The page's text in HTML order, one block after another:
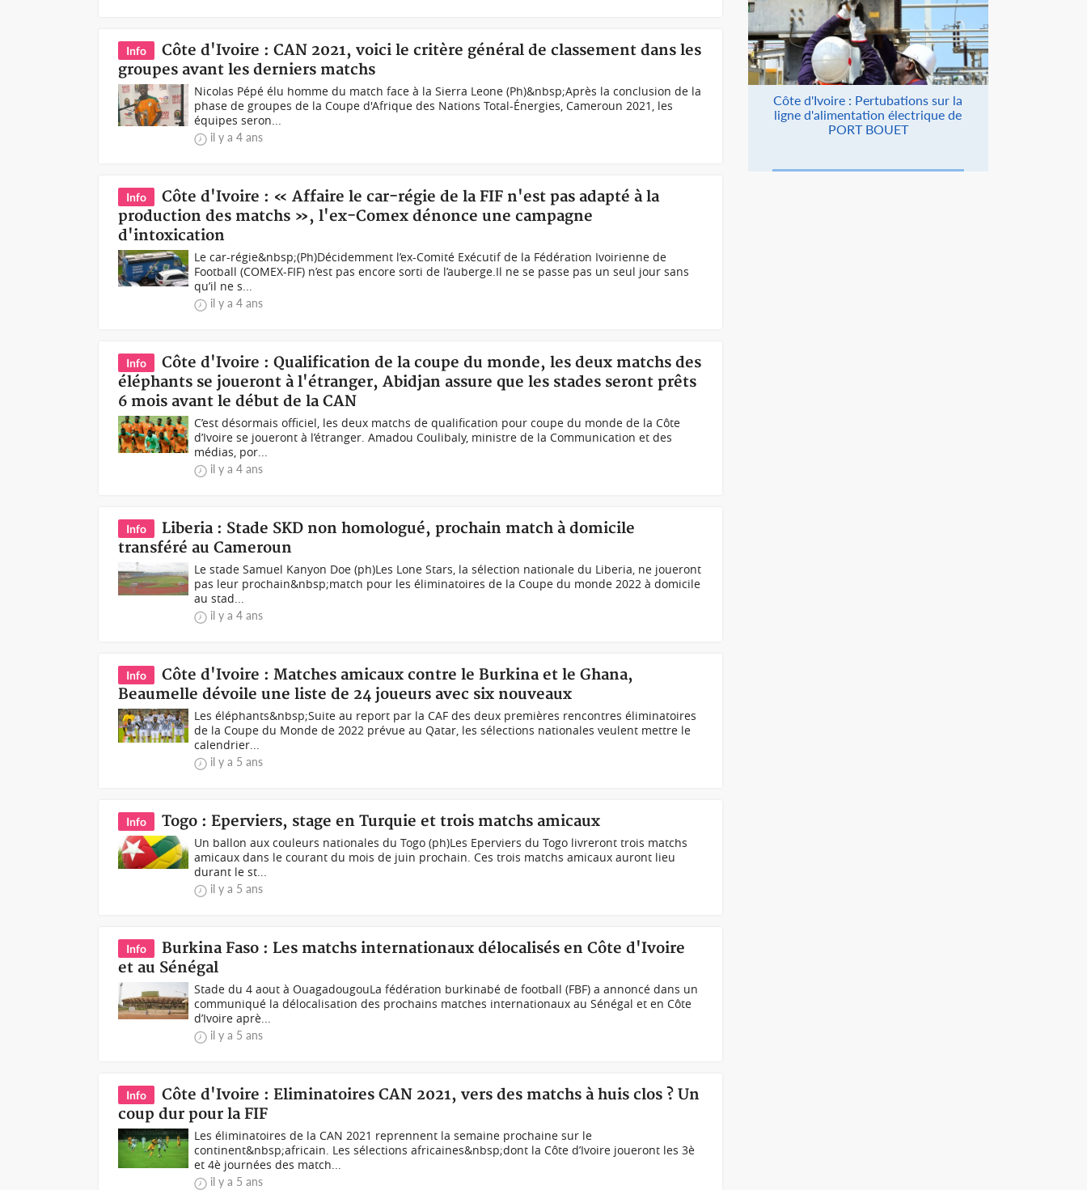
Info
Côte d'Ivoire : CAN 2021, voici le critère général de classement dans les
groupes avant les derniers matchs
Nicolas Pépé élu homme du match face à la Sierra Leone (Ph)&nbsp;Après la conclusion de la
phase de groupes de la Coupe d'Afrique des Nations Total-Énergies, Cameroun 2021, les
équipes seron...
il y a 4 ans
Info
Côte d'Ivoire : « Affaire le car-régie de la FIF n'est pas adapté à la
production des matchs », l'ex-Comex dénonce une campagne
d'intoxication
Le car-régie&nbsp;(Ph)Décidemment l’ex-Comité Exécutif de la Fédération Ivoirienne de
Football (COMEX-FIF) n’est pas encore sorti de l’auberge.Il ne se passe pas un seul jour sans
qu’il ne s...
il y a 4 ans
Info
Côte d'Ivoire : Qualification de la coupe du monde, les deux matchs des
éléphants se joueront à l'étranger, Abidjan assure que les stades seront prêts
6 mois avant le début de la CAN
C’est désormais officiel, les deux matchs de qualification pour coupe du monde de la Côte
d’Ivoire se joueront à l’étranger. Amadou Coulibaly, ministre de la Communication et des
médias, por...
il y a 4 ans
Info
Liberia : Stade SKD non homologué, prochain match à domicile
transféré au Cameroun
Le stade Samuel Kanyon Doe (ph)Les Lone Stars, la sélection nationale du Liberia, ne joueront
pas leur prochain&nbsp;match pour les éliminatoires de la Coupe du monde 2022 à domicile
au stad...
il y a 4 ans
Info
Côte d'Ivoire : Matches amicaux contre le Burkina et le Ghana,
Beaumelle dévoile une liste de 24 joueurs avec six nouveaux
Les éléphants&nbsp;Suite au report par la CAF des deux premières rencontres éliminatoires
de la Coupe du Monde de 2022 prévue au Qatar, les sélections nationales veulent mettre le
calendrier...
il y a 5 ans
Info Togo : Eperviers, stage en Turquie et trois matchs amicaux
Un ballon aux couleurs nationales du Togo (ph)Les Eperviers du Togo livreront trois matchs
amicaux dans le courant du mois de juin prochain. Ces trois matchs amicaux auront lieu
durant le st...
il y a 5 ans
Info
Burkina Faso : Les matchs internationaux délocalisés en Côte d'Ivoire
et au Sénégal
Stade du 4 aout à OuagadougouLa fédération burkinabé de football (FBF) a annoncé dans un
communiqué la délocalisation des prochains matches internationaux au Sénégal et en Côte
d’Ivoire aprè...
il y a 5 ans
Info
Côte d'Ivoire : Eliminatoires CAN 2021, vers des matchs à huis clos ? Un
coup dur pour la FIF
Les éliminatoires de la CAN 2021 reprennent la semaine prochaine sur le
continent&nbsp;africain. Les sélections africaines&nbsp;dont la Côte d’Ivoire joueront les 3è
et 4è journées des match...
il y a 5 ans
Côte d'Ivoire : Pertubations sur la
ligne d'alimentation électrique de
PORT BOUET